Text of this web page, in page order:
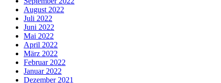
August 2022
Juli 2022
Juni 2022
Mai 2022
April 2022
März 2022
Februar 2022
Januar 2022
Dezember 2021